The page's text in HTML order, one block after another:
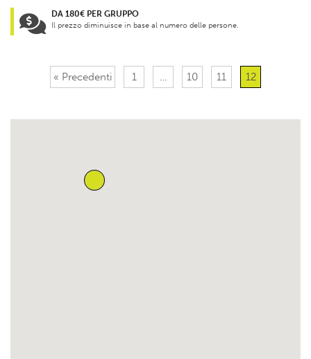
DA 180€ PER GRUPPO
Il prezzo diminuisce in base al numero delle persone.
« Precedenti 1 … 10 11 12